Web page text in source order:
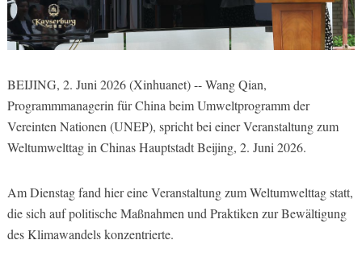
BEIJING, 2. Juni 2026 (Xinhuanet) -- Wang Qian,
Programmmanagerin für China beim Umweltprogramm der
Vereinten Nationen (UNEP), spricht bei einer Veranstaltung zum
Weltumwelttag in Chinas Hauptstadt Beijing, 2. Juni 2026.
Am Dienstag fand hier eine Veranstaltung zum Weltumwelttag statt,
die sich auf politische Maßnahmen und Praktiken zur Bewältigung
des Klimawandels konzentrierte.